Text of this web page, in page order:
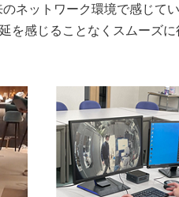
ネットワーク環境で感じて
を感じることなくスムーズ